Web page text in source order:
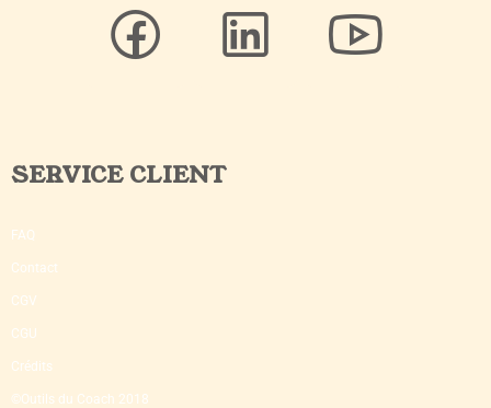
SERVICE CLIENT
FAQ
Contact
CGV
CGU
Crédits
©Outils du Coach 2018